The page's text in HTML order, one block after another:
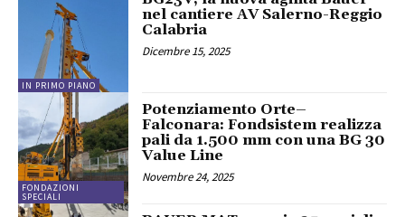
IN PRIMO PIANO
nel cantiere AV Salerno-Reggio
Calabria
Dicembre 15, 2025
FONDAZIONI
SPECIALI
Potenziamento Orte–
Falconara: Fondsistem realizza
pali da 1.500 mm con una BG 30
Value Line
Novembre 24, 2025